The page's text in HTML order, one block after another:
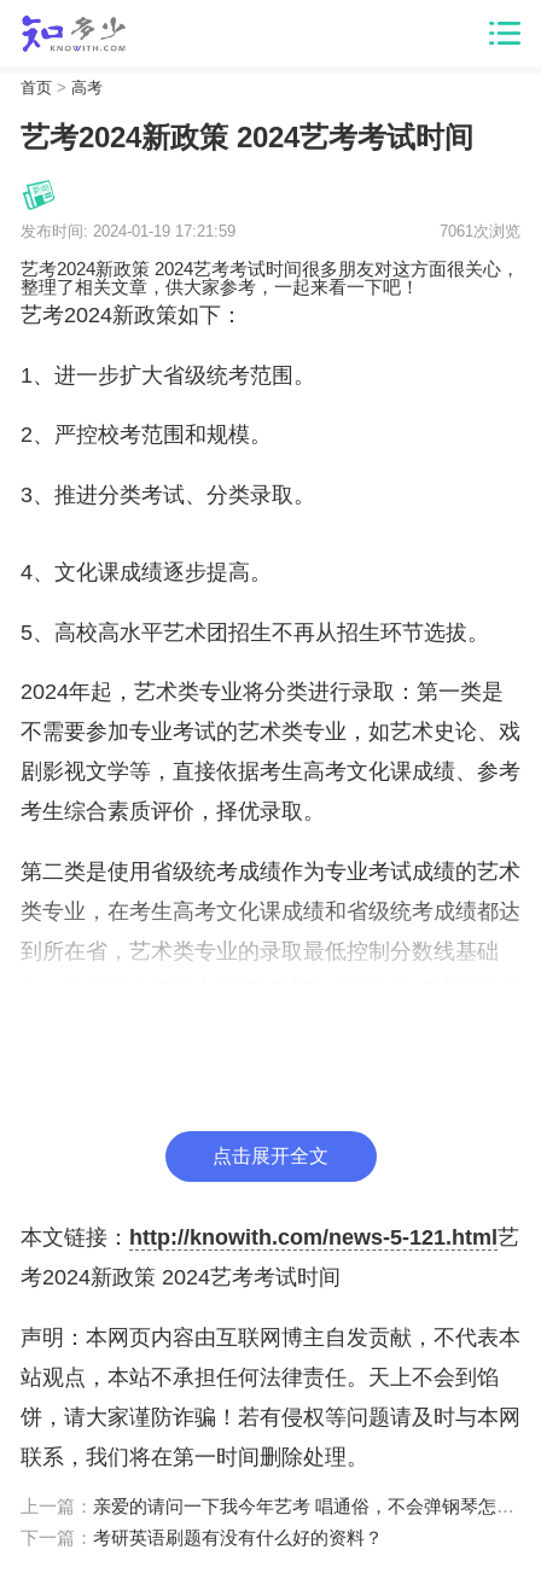
首页> 高考
艺考2024新政策 2024艺考考试时间
发布时间: 2024-01-19 17:21:59 7061次浏览
艺考2024新政策 2024艺考考试时间很多朋友对这方面很关心，
整理了相关文章，供大家参考，一起来看一下吧！
艺考2024新政策如下：
1、进一步扩大省级统考范围。
2、严控校考范围和规模。
3、推进分类考试、分类录取。
4、文化课成绩逐步提高。
5、高校高水平艺术团招生不再从招生环节选拔。
2024年起，艺术类专业将分类进行录取：第一类是
不需要参加专业考试的艺术类专业，如艺术史论、戏
剧影视文学等，直接依据考生高考文化课成绩、参考
考生综合素质评价，择优录取。
第二类是使用省级统考成绩作为专业考试成绩的艺术
类专业，在考生高考文化课成绩和省级统考成绩都达
到所在省，艺术类专业的录取最低控制分数线基础
2024艺考考试时间具体如下：
美术与设计类考试时间：2023年12月2—3日；书法
二、浙江省
1、美术与设计类：2023年12月2—3日；表（导）演
点击展开全文
本文链接： http://knowith.com/news-5-121.html 艺
考2024新政策 2024艺考考试时间
声明：本网页内容由互联网博主自发贡献，不代表本
站观点，本站不承担任何法律责任。天上不会到馅
饼，请大家谨防诈骗！若有侵权等问题请及时与本网
联系，我们将在第一时间删除处理。
上一篇： 亲爱的请问一下我今年艺考 唱通俗，不会弹钢琴怎么办啊
下一篇： 考研英语刷题有没有什么好的资料？